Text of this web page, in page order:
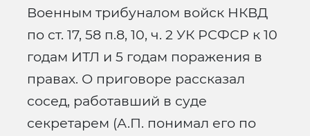
Военным трибуналом войск НКВД
по ст. 17, 58 п.8, 10, ч. 2 УК РСФСР к 10
годам ИТЛ и 5 годам поражения в
правах. О приговоре рассказал
сосед, работавший в суде
секретарем (А.П. понимал его по